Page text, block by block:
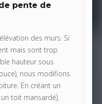
pente de
des murs. Si
mais sont trop
hauteur sous
nous modifions
En créant un
toit mansardé),